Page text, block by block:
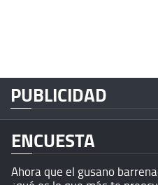
PUBLICIDAD
ENCUESTA
Ahora que el gusano